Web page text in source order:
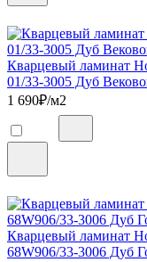
Кварцевый ламинат
01/33-3005 Дуб
1 690₽/м2
Кварцевый ламинат
68W906/33-3006 Дуб